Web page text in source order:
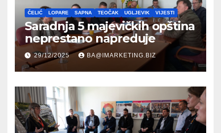
ČELIĆ LOPARE SAPNA TEOČAK UGLJEVIK VIJESTI
Saradnja 5 majevičkih opština
neprestano napreduje
29/12/2025 BA@IMARKETING.BIZ